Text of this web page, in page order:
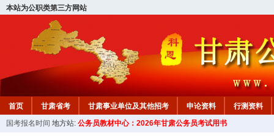
本站为公职类第三方网站
首页 甘肃省考 甘肃事业单位及其他招考 申论资料
行测资料
国考报名时间 地方站: 公务员教材中心：2026年甘肃公务员考试用书